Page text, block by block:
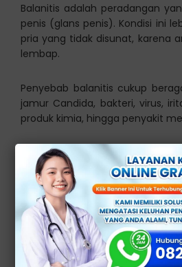
Balanitis adalah peradangan
penis (glans penis). Kondisi ini
pria yang tidak disunat, karena
lembap.
Penyebab balanitis cukup
jamur Candida, bakteri, virus,
produk kimia, hingga penyakit
Gejala yang umumnya
kemerahan, bengkak, gatal,
hingga keluar cairan abnormal
Benarkah
Sembuh